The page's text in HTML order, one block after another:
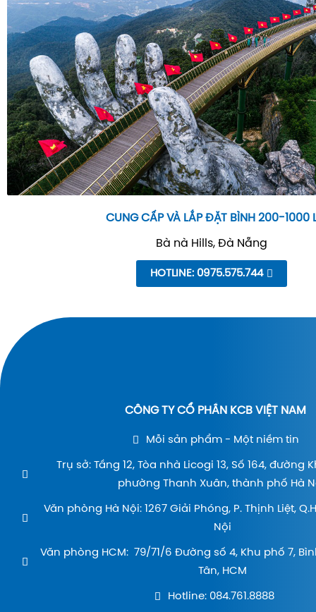
CUNG CẤP VÀ LẮP ĐẶT BÌNH 200-1000
Bà nà Hills, Đà Nẵng
HOTLINE: 0975.575.744
CÔNG TY CỔ PHẦN KCB VIỆT NAM
Mỗi sản phẩm - Một niềm tin
Trụ sở: Tầng 12, Tòa nhà Licogi 13, Số 164, đường
phường Thanh Xuân, thành phố Hà
Văn phòng Hà Nội: 1267 Giải Phóng, P. Thịnh Liệt,
Nội
Văn phòng HCM: 79/71/6 Đường số 4, Khu phố 7,
Tân, HCM
Hotline: 084.761.8888